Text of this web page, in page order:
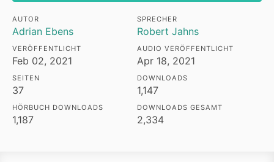
AUTOR
Adrian Ebens
SPRECHER
Robert Jahns
VERÖFFENTLICHT
Feb 02, 2021
AUDIO VERÖFFENTLICHT
Apr 18, 2021
SEITEN
37
DOWNLOADS
1,147
HÖRBUCH DOWNLOADS
1,187
DOWNLOADS GESAMT
2,334